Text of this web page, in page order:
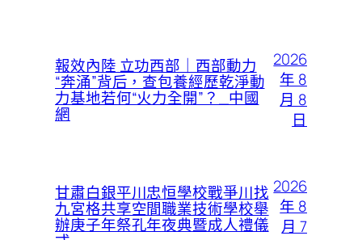
報效內陸 立功西部｜西部動力
“奔涌”背后，查包養經歷乾淨動
力基地若何“火力全開”？_中國
網
2026
年 8
月 8
日
甘肅白銀平川忠恒學校戰爭川找
九宮格共享空間職業技術學校舉
辦庚子年祭孔年夜典暨成人禮儀
2026
年 8
月 7